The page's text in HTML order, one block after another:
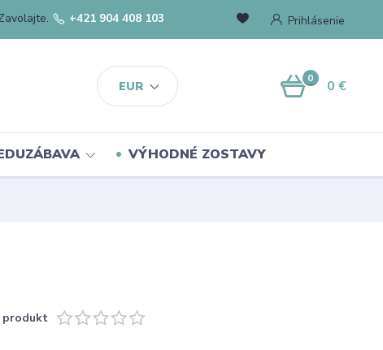
EUR
Prihlásenie
+421 904 408 103
0 0 €
VÝHODNÉ ZOSTAVY